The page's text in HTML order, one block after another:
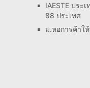
IAESTE ประ
88 ประเทศ
ม.หอการค้าใ